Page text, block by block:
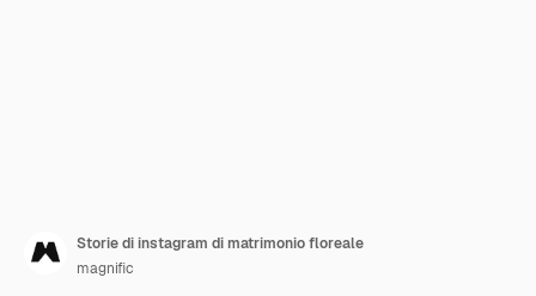
Storie di instagram di matrimonio floreale
magnific